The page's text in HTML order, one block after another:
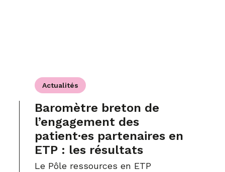
Actualités
Baromètre breton de
l’engagement des
patient·es partenaires en
ETP : les résultats
Le Pôle ressources en ETP